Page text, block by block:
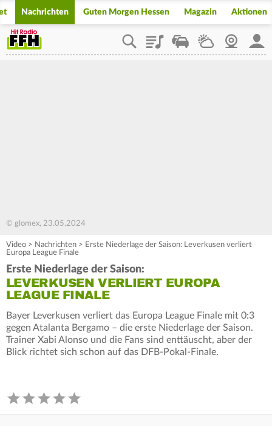
Nachrichten Guten Morgen Hessen Magazin Aktionen
PlaylistStaupilotWetterWebcam
© glomex, 23.05.2024
Video > Nachrichten > Erste Niederlage der Saison: Leverkusen verliert
Europa League Finale
Erste Niederlage der Saison:
LEVERKUSEN VERLIERT EUROPA
LEAGUE FINALE
Bayer Leverkusen verliert das Europa League Finale mit 0:3
gegen Atalanta Bergamo – die erste Niederlage der Saison.
Trainer Xabi Alonso und die Fans sind enttäuscht, aber der
Blick richtet sich schon auf das DFB-Pokal-Finale.